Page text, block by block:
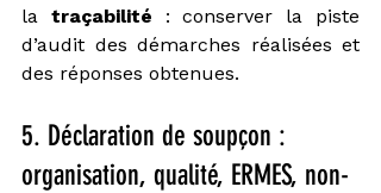
la traçabilité : conserver la piste
d’audit des démarches réalisées et
des réponses obtenues.
5. Déclaration de soupçon :
organisation, qualité, ERMES, non-